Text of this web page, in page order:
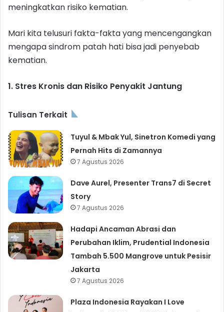
meningkatkan risiko kematian.
Mari kita telusuri fakta-fakta yang mencengangkan
mengapa sindrom patah hati bisa jadi penyebab
kematian.
1. Stres Kronis dan Risiko Penyakit Jantung
Tulisan Terkait
Tuyul & Mbak Yul, Sinetron Komedi yang
Pernah Hits di Zamannya
7 Agustus 2026
Dave Aurel, Presenter Trans7 di Secret
Story
7 Agustus 2026
Hadapi Ancaman Abrasi dan
Perubahan Iklim, Prudential Indonesia
Tambah 5.500 Mangrove untuk Pesisir
Jakarta
7 Agustus 2026
Plaza Indonesia Rayakan I Love